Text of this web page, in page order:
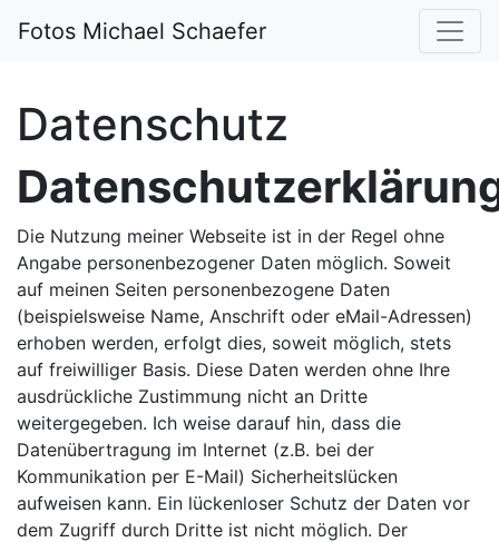
Fotos Michael Schaefer
Datenschutz
Die Nutzung meiner Webseite ist in der Regel ohne
Angabe personenbezogener Daten möglich. Soweit
auf meinen Seiten personenbezogene Daten
(beispielsweise Name, Anschrift oder eMail-Adressen)
erhoben werden, erfolgt dies, soweit möglich, stets
auf freiwilliger Basis. Diese Daten werden ohne Ihre
ausdrückliche Zustimmung nicht an Dritte
weitergegeben. Ich weise darauf hin, dass die
Datenübertragung im Internet (z.B. bei der
Kommunikation per E-Mail) Sicherheitslücken
aufweisen kann. Ein lückenloser Schutz der Daten vor
dem Zugriff durch Dritte ist nicht möglich. Der